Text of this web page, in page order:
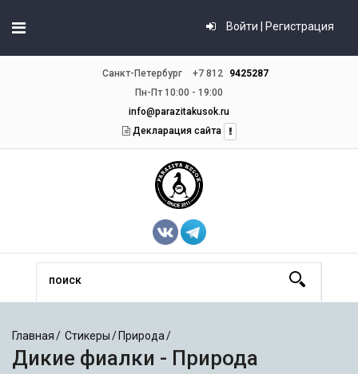
Войти | Регистрация
Санкт-Петербург +7 812
9425287
Пн-Пт 10:00 - 19:00
info@parazitakusok.ru
Декларация сайта
Главная Стикеры Природа
Дикие фиалки - Природа